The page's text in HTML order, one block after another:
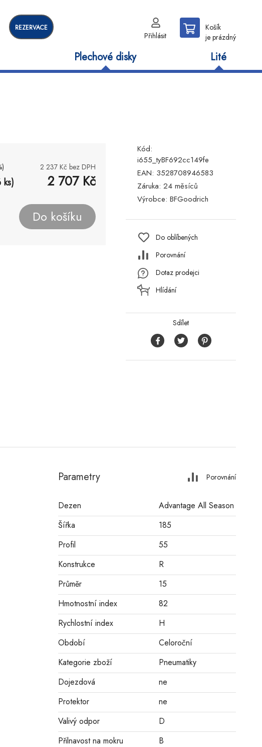
REZERVACE
Přihlásit
Košík
je prázdný
Plechové disky Lité
2 237 Kč bez DPH
2 707Kč
Do košíku
Kód:
i655_tyBF692cc149fe
EAN: 3528708946583
Záruka: 24 měsíců
Výrobce: BFGoodrich
Do oblíbených
Porovnání
Dotaz prodejci
Hlídání
Sdílet
Parametry Porovnání
Dezen
Advantage All Season
Šířka
185
Profil
55
Konstrukce
R
Průměr
15
Hmotnostní index
82
Rychlostní index
H
Období
Celoroční
Kategorie zboží
Pneumatiky
Dojezdová
ne
Protektor
ne
Valivý odpor
D
Přilnavost na mokru
B